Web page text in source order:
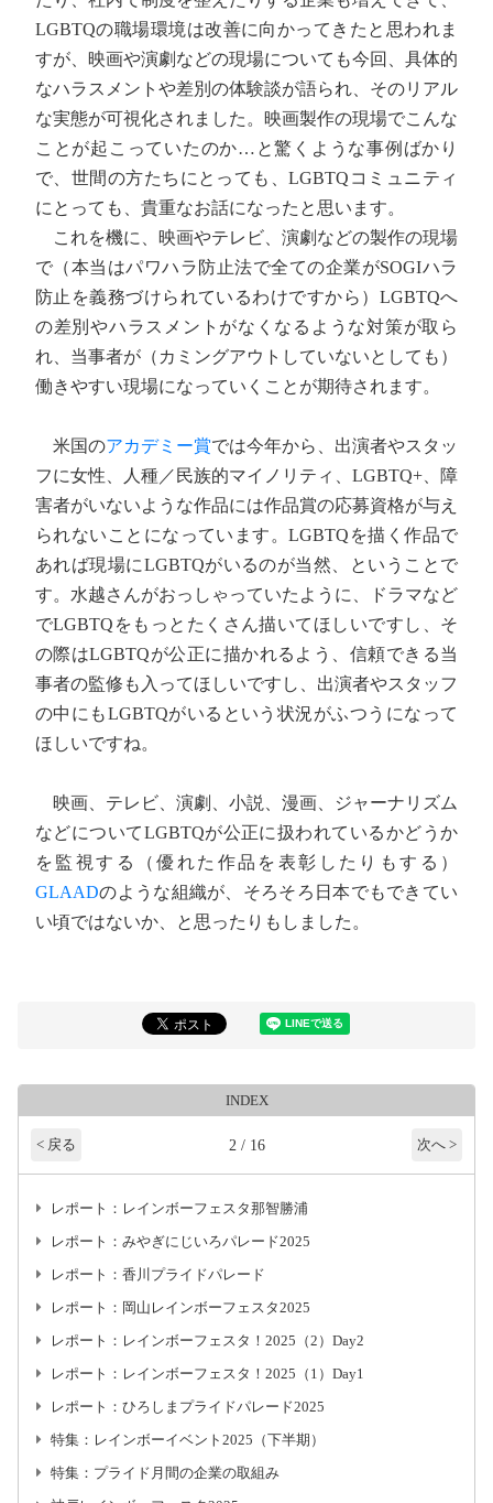
LGBTQの職場環境は改善に向かってきたと思われま
すが、映画や演劇などの現場についても今回、具体的
なハラスメントや差別の体験談が語られ、そのリアル
な実態が可視化されました。映画製作の現場でこんな
ことが起こっていたのか…と驚くような事例ばかり
で、世間の方たちにとっても、LGBTQコミュニティ
にとっても、貴重なお話になったと思います。
これを機に、映画やテレビ、演劇などの製作の現場
で（本当はパワハラ防止法で全ての企業がSOGIハラ
防止を義務づけられているわけですから）LGBTQへ
の差別やハラスメントがなくなるような対策が取ら
れ、当事者が（カミングアウトしていないとしても）
働きやすい現場になっていくことが期待されます。
米国のアカデミー賞では今年から、出演者やスタッ
フに女性、人種／民族的マイノリティ、LGBTQ+、障
害者がいないような作品には作品賞の応募資格が与え
られないことになっています。LGBTQを描く作品で
あれば現場にLGBTQがいるのが当然、ということで
す。水越さんがおっしゃっていたように、ドラマなど
でLGBTQをもっとたくさん描いてほしいですし、そ
の際はLGBTQが公正に描かれるよう、信頼できる当
事者の監修も入ってほしいですし、出演者やスタッフ
の中にもLGBTQがいるという状況がふつうになって
ほしいですね。
映画、テレビ、演劇、小説、漫画、ジャーナリズム
などについてLGBTQが公正に扱われているかどうか
を監視する（優れた作品を表彰したりもする）
GLAADのような組織が、そろそろ日本でもできてい
い頃ではないか、と思ったりもしました。
INDEX
< 戻る 2 / 16 次へ >
レポート：レインボーフェスタ那智勝浦
レポート：みやぎにじいろパレード2025
レポート：香川プライドパレード
レポート：岡山レインボーフェスタ2025
レポート：レインボーフェスタ！2025（2）Day2
レポート：レインボーフェスタ！2025（1）Day1
レポート：ひろしまプライドパレード2025
特集：レインボーイベント2025（下半期）
特集：プライド月間の企業の取組み